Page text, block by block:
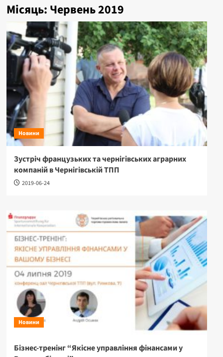
Місяць: Червень 2019
Новини
Зустріч французьких та чернігівських аграрних
компаній в Чернігівській ТПП
2019-06-24
Новини
Бізнес-тренінг “Якісне управління фінансами у